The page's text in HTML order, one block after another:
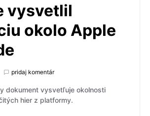
vysvetlil
okolo Apple
pridaj komentár
dokument vysvetľuje okolnosti
hier z platformy.